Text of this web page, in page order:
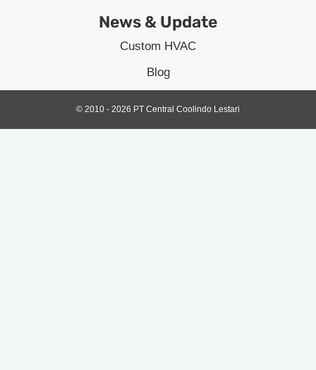
News & Update
Custom HVAC
Blog
© 2010 - 2026 PT Central Coolindo Lestari